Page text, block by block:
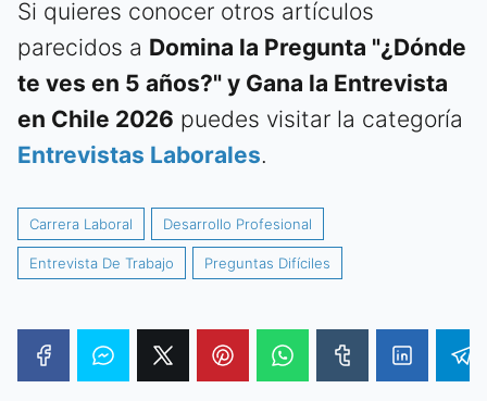
Si quieres conocer otros artículos
parecidos a Domina la Pregunta "¿Dónde
te ves en 5 años?" y Gana la Entrevista
en Chile 2026 puedes visitar la categoría
Entrevistas Laborales.
Carrera Laboral Desarrollo Profesional
Entrevista De Trabajo Preguntas Difíciles